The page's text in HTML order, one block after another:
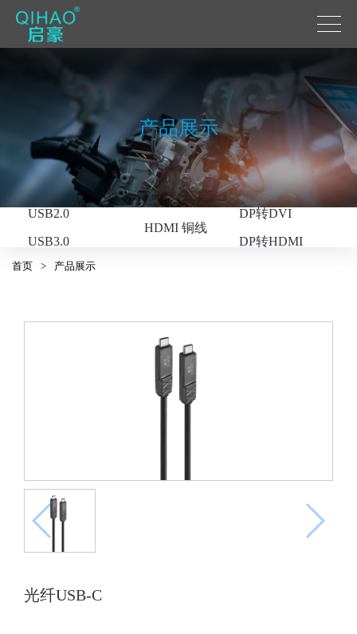
产品展示
USB系列
USB C转HDMI
USB2.0
USB3.0
USB3.2
HDMI系列
HDMI 铜线
DP系列
DP
DP转DVI
DP转HDMI
首页 > 产品展示
光纤USB-C